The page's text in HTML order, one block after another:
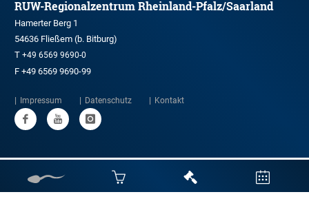
RUW-Regionalzentrum Rheinland-Pfalz/Saarland
Hamerter Berg 1
54636 Fließem (b. Bitburg)
T +49 6569 9690-0
F +49 6569 9690-99
Impressum Datenschutz Kontakt